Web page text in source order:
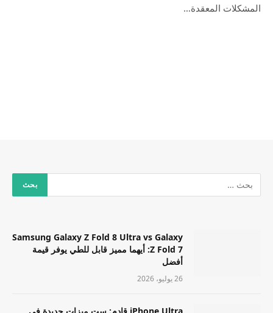
المشكلات المعقدة…
Samsung Galaxy Z Fold 8 Ultra vs Galaxy
Z Fold 7: أيهما مميز قابل للطي يوفر قيمة
أفضل
26 يوليو، 2026
iPhone Ultra قادم: ست ميزات جديدة في